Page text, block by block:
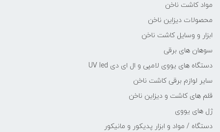
مواد کاشت ناخن
محصولات دیزاین ناخن
ابزار و وسایل کاشت ناخن
سوهان های برقی
دستگاه های یووی لامپی و ال ای دی UV led
سایر لوازم برقی کاشت ناخن
قلم های کاشت و دیزاین ناخن
ژل های یووی
دستگاه / مواد و ابزار پدیکور و مانیکور